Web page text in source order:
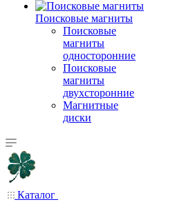
Поисковые магниты
Поисковые
магниты
односторонние
Поисковые
магниты
двухсторонние
Магнитные
диски
Каталог